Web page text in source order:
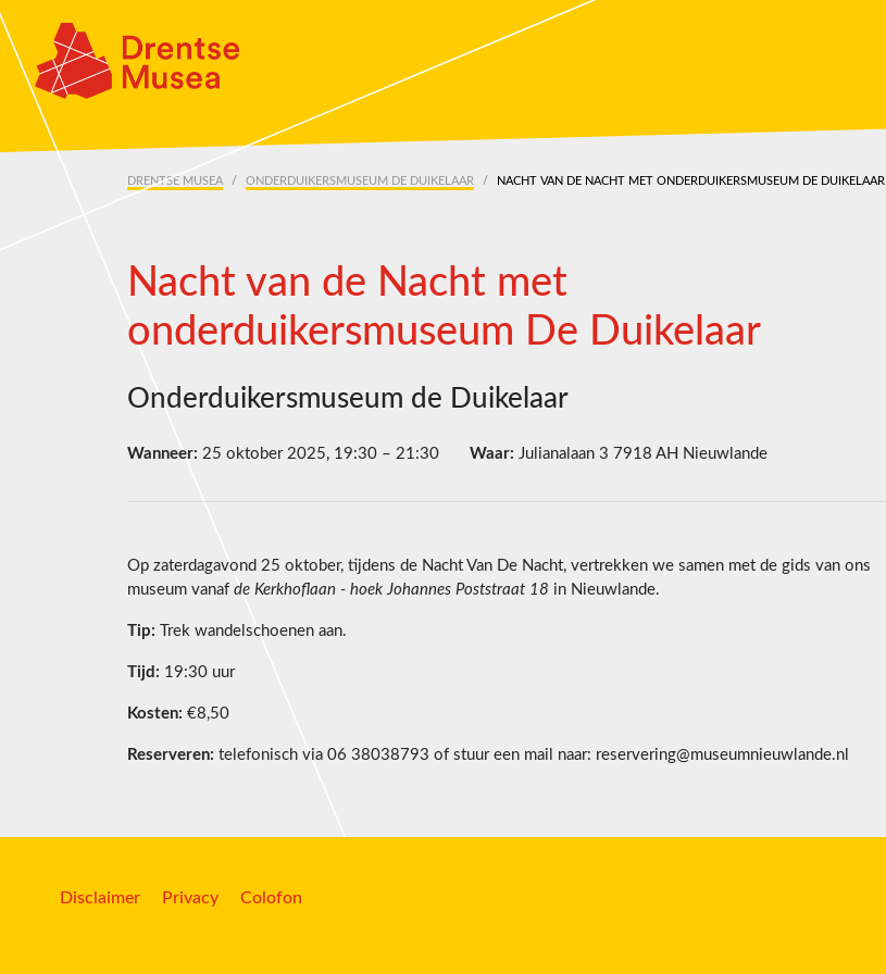
Skip navigation
DRENTSE MUSEA ONDERDUIKERSMUSEUM DE DUIKELAAR NACHT VAN DE NACHT MET ONDERDUIKERSMUSEUM DE DUIKELAAR
Nacht van de Nacht met
onderduikersmuseum De Duikelaar
Onderduikersmuseum de Duikelaar
Wanneer: 25 oktober 2025, 19:30 – 21:30 Waar: Julianalaan 3 7918 AH Nieuwlande
Op zaterdagavond 25 oktober, tijdens de Nacht Van De Nacht, vertrekken we samen met de gids van ons
museum vanaf de Kerkhoflaan - hoek Johannes Poststraat 18 in Nieuwlande.
Tip: Trek wandelschoenen aan.
Tijd: 19:30 uur
Kosten: €8,50
Reserveren: telefonisch via 06 38038793 of stuur een mail naar: reservering@museumnieuwlande.nl
Disclaimer Privacy Colofon